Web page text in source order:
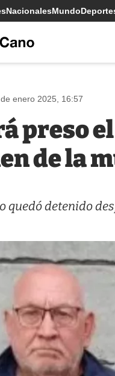
NacionalesMundo
enero 2025, 16:57
preso
de la
quedó detenido